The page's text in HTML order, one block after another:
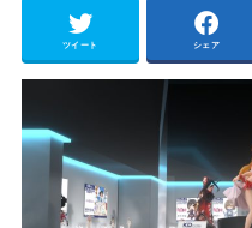
ツイート シェア